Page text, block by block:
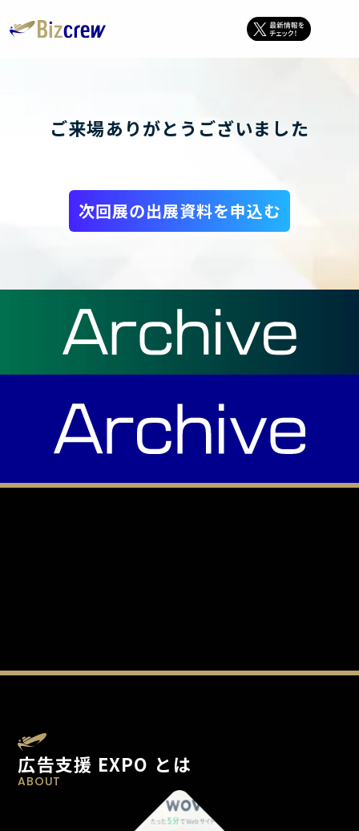
ご来場ありがとうございました
次回展の出展資料を申込む
広告支援 EXPO とは
ABOUT